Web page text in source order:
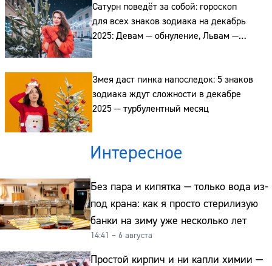
Сатурн поведёт за собой: гороскоп
для всех знаков зодиака на декабрь
2025: Девам — обнуление, Львам —
облом, Рыбам — удача
Змея даст пинка напоследок: 5 знаков
зодиака ждут сложности в декабре
2025 — турбулентный месяц
Интересное
Без пара и кипятка — только вода из-
под крана: как я просто стерилизую
банки на зиму уже несколько лет
14:41 – 6 августа
Простой кирпич и ни капли химии —